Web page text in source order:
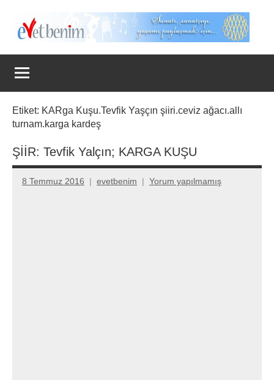
Evet
Benim
Etiket: KARga Kuşu.Tevfik Yaşçın şiiri.ceviz ağacı.allı
turnam.karga kardeş
ŞİİR: Tevfik Yalçın; KARGA KUŞU
8 Temmuz 2016 evetbenim Yorum yapılmamış